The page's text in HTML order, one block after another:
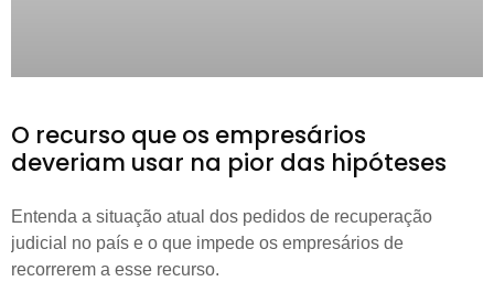
O recurso que os empresários
deveriam usar na pior das hipóteses
Entenda a situação atual dos pedidos de recuperação
judicial no país e o que impede os empresários de
recorrerem a esse recurso.